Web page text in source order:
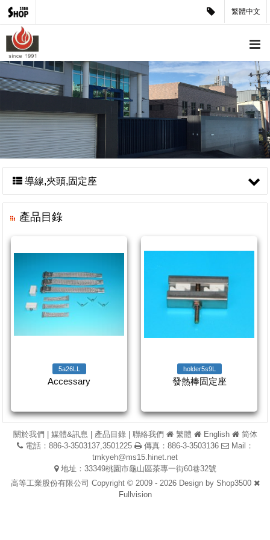
繁體中文
導線,夾頭,固定座
產品目錄
5a26LL
Accessary
holder5s9L
發熱棒固定座
關於我們 媒體&訊息 產品目錄| 聯絡我們 繁體 English
简体
電話：886-3-3503137,3501225
傳真：886-3-3503136
Mail：
tmkyeh@ms15.hinet.net
地址：33349桃園市龜山區茶專一街60巷32號
高等工業股份有限公司 Copyright © 2009 - 2026 Design by Shop3500
Fullvision